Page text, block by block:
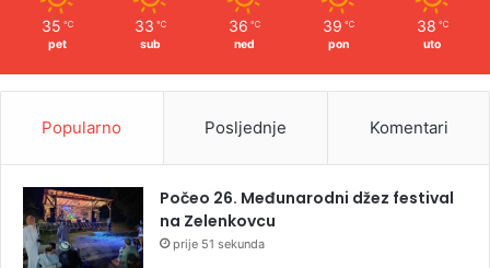
35 ℃
pet
33 ℃
sub
36 ℃
ned
39 ℃
pon
38 ℃
uto
Popularno Posljednje Komentari
Počeo 26. Međunarodni džez festival
na Zelenkovcu
prije 51 sekunda